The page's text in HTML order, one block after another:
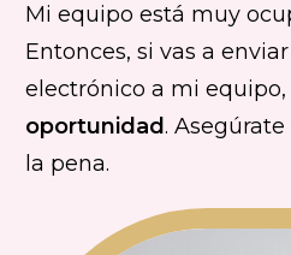
Mi equipo está muy
Entonces, si vas a
electrónico a mi equipo,
oportunidad.
la pena.